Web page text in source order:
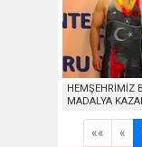
HEMŞEHRİMİZ
MADALYA
«« «